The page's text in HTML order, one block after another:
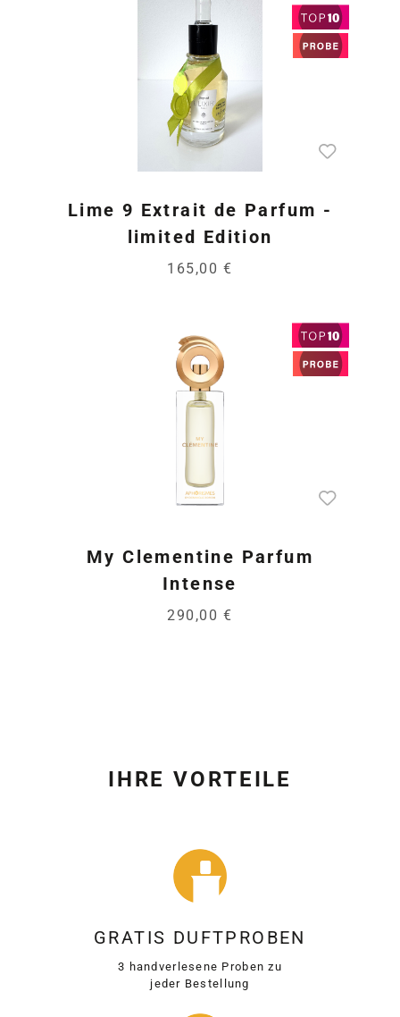
Lime 9 Extrait de Parfum -
limited Edition
165,00 €
My Clementine Parfum
Intense
290,00 €
IHRE VORTEILE
GRATIS DUFTPROBEN
3 handverlesene Proben zu
jeder Bestellung